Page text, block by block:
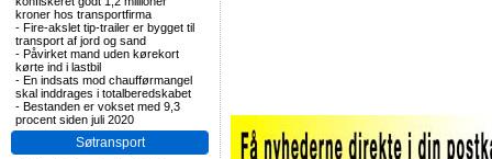
kroner hos transportfirma
- Fire-akslet tip-trailer er bygget til
transport af jord og sand
- Påvirket mand uden kørekort
kørte ind i lastbil
- En indsats mod chaufførmangel
skal inddrages i totalberedskabet
- Bestanden er vokset med 9,3
procent siden juli 2020
Søtransport